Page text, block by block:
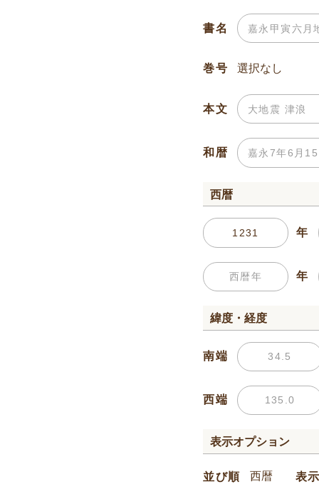
書名
巻号
本文
和暦
西暦
年
年
緯度・経度
南端
西端
表示オプション
並び順 表